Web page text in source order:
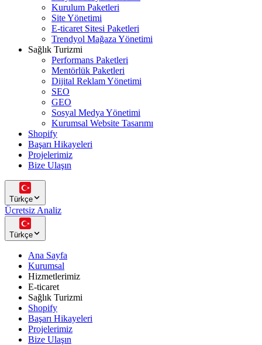
Kurulum Paketleri
Site Yönetimi
E-ticaret Sitesi Paketleri
Trendyol Mağaza Yönetimi
Sağlık Turizmi
Performans Paketleri
Mentörlük Paketleri
Dijital Reklam Yönetimi
SEO
GEO
Sosyal Medya Yönetimi
Kurumsal Website Tasarımı
Shopify
Başarı Hikayeleri
Projelerimiz
Bize Ulaşın
Türkçe
Ücretsiz Analiz
Türkçe
Ana Sayfa
Kurumsal
Hizmetlerimiz
E-ticaret
Sağlık Turizmi
Shopify
Başarı Hikayeleri
Projelerimiz
Bize Ulaşın